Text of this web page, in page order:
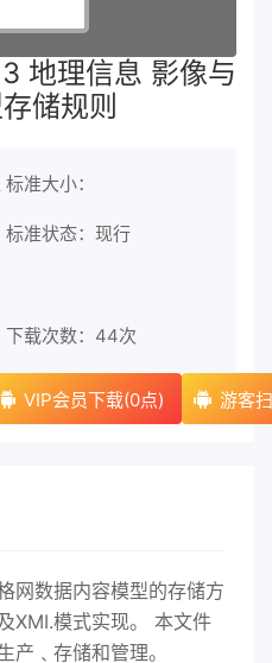
地理信息 影像与
储规则
标准大小：
标准状态：现行
下载次数： 44次
VIP会员下载(0点) 游客
网数据内容模型的存储方
XMI.模式实现。 本文件
产﹑存储和管理。